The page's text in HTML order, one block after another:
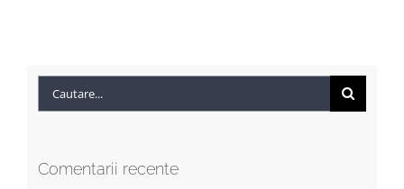
Cautare...
Comentarii recente